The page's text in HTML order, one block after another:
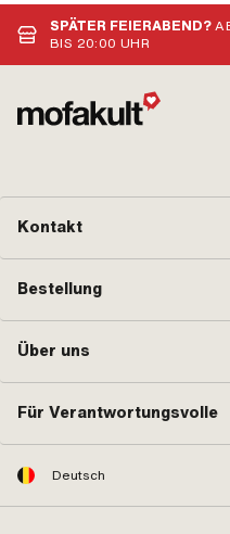
SPÄTER FEIERABEND?
BIS 20:00 UHR
Kontakt
Bestellung
Über uns
Für Verantwortungsvolle
Deutsch